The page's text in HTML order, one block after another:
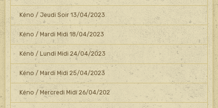
Kéno / Jeudi Soir 13/04/2023
Kéno / Mardi Midi 18/04/2023
Kéno / Lundi Midi 24/04/2023
Kéno / Mardi Midi 25/04/2023
Kéno / Mercredi Midi 26/04/202